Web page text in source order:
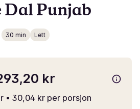
Dal Punjab
30 min Lett
kr
• 30,04 kr per porsjon